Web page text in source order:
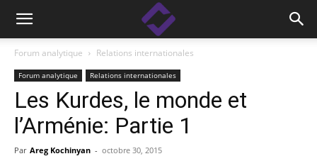
Forum analytique Relations internationales
Forum analytique Relations internationales
Les Kurdes, le monde et
l’Arménie: Partie 1
Par Areg Kochinyan - octobre 30, 2015